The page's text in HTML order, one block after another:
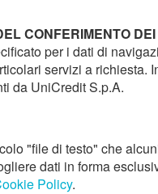
CONFERIMENTO
per i dati di
servizi a richiesta.
da UniCredit S.p.A.
"file di testo" che
dati in forma
Policy.